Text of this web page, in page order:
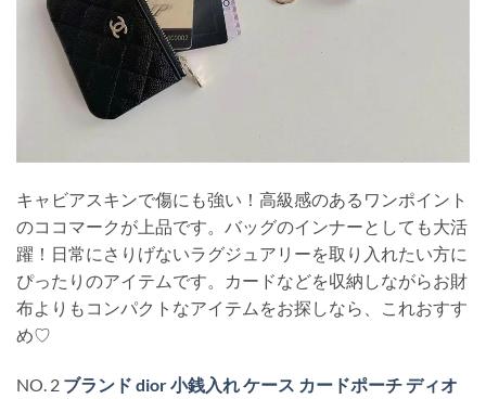
キャビアスキンで傷にも強い！高級感のあるワンポイント
のココマークが上品です。バッグのインナーとしても大活
躍！日常にさりげないラグジュアリーを取り入れたい方に
ぴったりのアイテムです。カードなどを収納しながらお財
布よりもコンパクトなアイテムをお探しなら、これおすす
め♡
NO. 2 ブランド dior 小銭入れ ケース カードポーチ ディオ